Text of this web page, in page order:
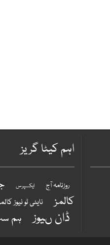
اہم کیٹا گریز
روزنامہ آج ایکسپرس
کالمز
نایٹی ٹو نیوز
ڈان ںیوز ہم